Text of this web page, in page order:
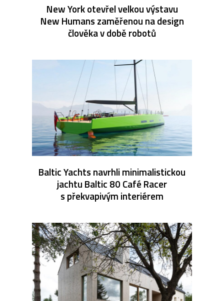
New York otevřel velkou výstavu
New Humans zaměřenou na design
člověka v době robotů
Baltic Yachts navrhli minimalistickou
jachtu Baltic 80 Café Racer
s překvapivým interiérem